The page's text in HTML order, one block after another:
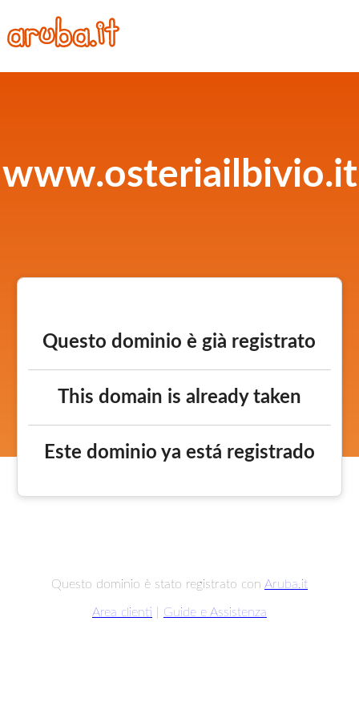
www.osteriailbivio.it
Questo dominio è già registrato
This domain is already taken
Este dominio ya está registrado
Questo dominio è stato registrato con Aruba.it
Area clienti Guide e Assistenza